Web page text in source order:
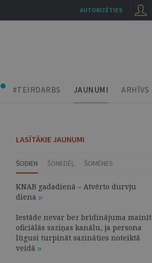
#TEIRDARBS JAUNUMI ARHĪVS
LASĪTĀKIE JAUNUMI
ŠODIEN ŠONEDĒĻ ŠOMĒNES
KNAB gadadienā – Atvērto durvju
diena
Iestāde nevar bez brīdinājuma mainīt
oficiālās saziņas kanālu, ja persona
lūgusi turpināt sazināties noteiktā
veidā
AUTORIZĒTIES